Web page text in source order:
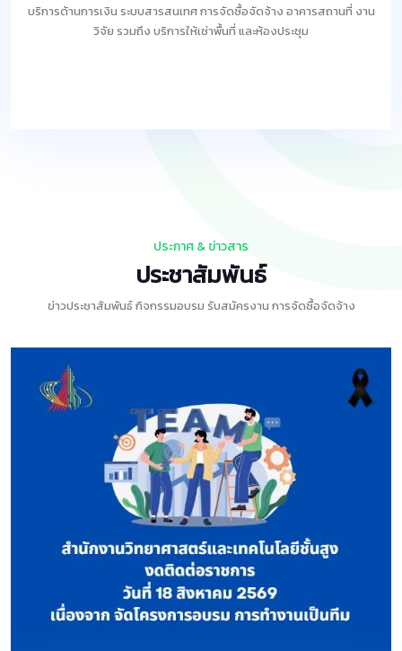
บริการด้านการเงิน ระบบสารสนเทศ การจัดซื้อจัดจ้าง อาคารสถานที่ งาน
วิจัย รวมถึง บริการให้เช่าพื้นที่ และห้องประชุม
ประกาศ & ข่าวสาร
ประชาสัมพันธ์
ข่าวประชาสัมพันธ์ กิจกรรมอบรม รับสมัครงาน การจัดซื้อจัดจ้าง